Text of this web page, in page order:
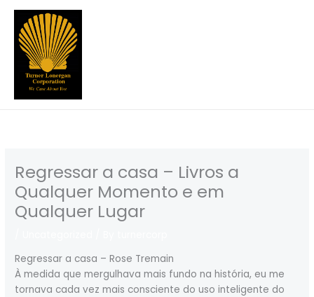
Skip
content
Regressar a casa – Livros a
Qualquer Momento e em
Qualquer Lugar
Regressar a casa – Rose Tremain
À medida que mergulhava mais fundo na história, eu me
tornava cada vez mais consciente do uso inteligente do